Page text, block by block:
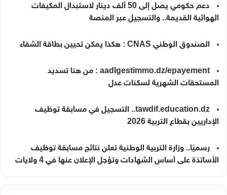
دعم حكومي يصل إلى 50 ألف دينار لاستبدال المكيفات
الهوائية القديمة.. والتسجيل عبر المنصة
الصندوق الوطني CNAS : هكذا يمكن تحيين بطاقة الشفاء
aadlgestimmo.dz/epayement : من هنا تسديد
المستحقات الشهرية لسكنات عدل
tawdif.education.dz.. التسجيل في مسابقة توظيف
الإداريين بقطاع التربية 2026
رسميًا.. وزارة التربية الوطنية تعلن نتائج مسابقة توظيف
الأساتذة على أساس الشهادات وتؤجل الإعلان عنها في 4 ولايات